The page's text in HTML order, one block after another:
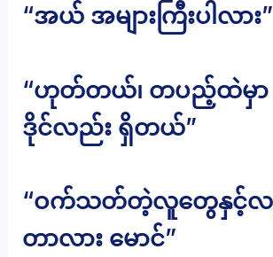
“အယ် အများကြီးပါလား”
“ဟုတ်တယ်၊ တပည့်ထဲမှာ
ဒိုင်လည်း ရှိတယ်”
“ဝက်သတ်တဲ့လူတွေနှင့်လည်
တာလား မောင်”